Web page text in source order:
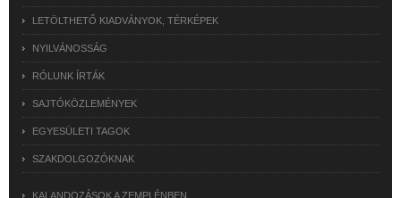
LETÖLTHETŐ KIADVÁNYOK, TÉRKÉPEK
NYILVÁNOSSÁG
RÓLUNK ÍRTÁK
SAJTÓKÖZLEMÉNYEK
EGYESÜLETI TAGOK
SZAKDOLGOZÓKNAK
KALANDOZÁSOK A ZEMPLÉNBEN